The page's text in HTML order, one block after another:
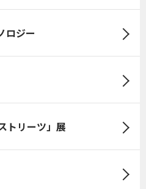
ロジー
トリーツ」展